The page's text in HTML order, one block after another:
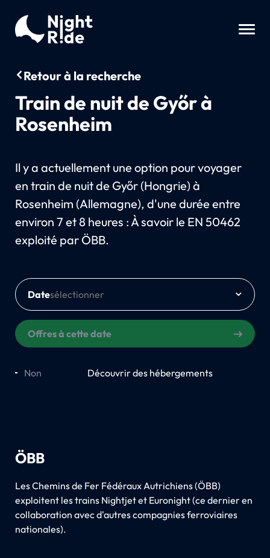
Retour à la recherche
Train de nuit de Győr à
Rosenheim
Il y a actuellement une option pour voyager
en train de nuit de Győr (Hongrie) à
Rosenheim (Allemagne), d'une durée entre
environ 7 et 8 heures : À savoir le EN 50462
exploité par ÖBB.
Date
Offres à cette date
Non Découvrir des hébergements
ÖBB
Les Chemins de Fer Fédéraux Autrichiens (ÖBB)
exploitent les trains Nightjet et Euronight (ce dernier en
collaboration avec d'autres compagnies ferroviaires
nationales).